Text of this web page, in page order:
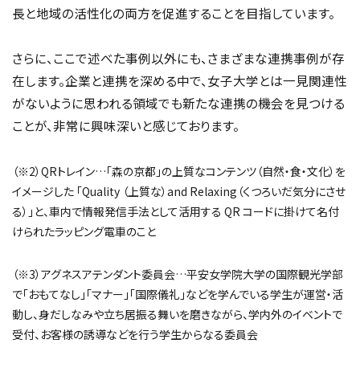
長と地域の活性化の両方を促進することを目指しています。
さらに、ここで述べた事例以外にも、さまざまな連携事例が存
在します。企業と連携を深める中で、女子大学とは一見関連性
がないように思われる領域でも新たな連携の機会を見つける
ことが、非常に興味深いと感じております。
（※2）QRトレイン…「森の京都」の上質なコンテンツ（自然・食・文化）を
イメージした 「Quality （上質な）and Relaxing（くつろいだ気分にさせ
る）」と、車内で情報発信手法として活用する QR コードに掛けて名付
けられたラッピング電車のこと
（※3）アグネスアテンダント委員会…平安女学院大学の国際観光学部
で「おもてなし」「マナー」「国際儀礼」などを学んでいる学生が運営・活
動し、身だしなみや立ち居振る舞いを磨きながら、学内外のイベントで
受付、お客様の誘導などを行う学生からなる委員会